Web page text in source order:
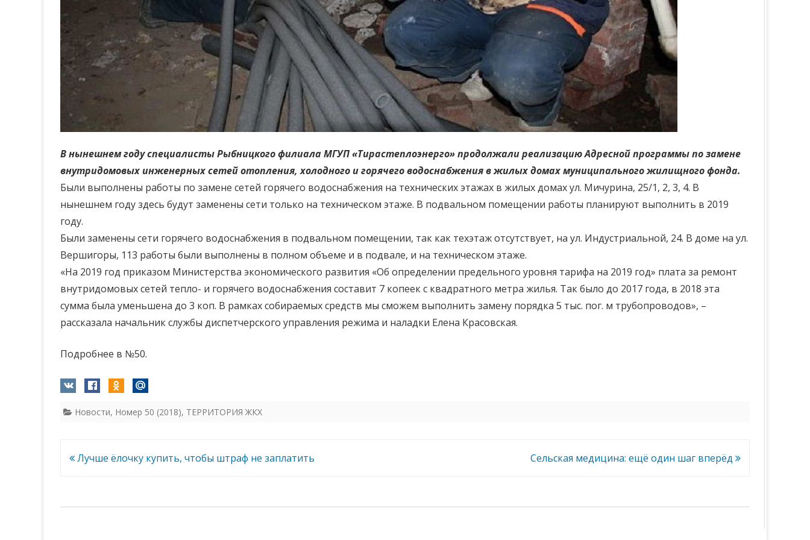
В нынешнем году специалисты Рыбницкого филиала МГУП «Тирастеплоэнерго» продолжали реализацию Адресной программы по замене
внутридомовых инженерных сетей отопления, холодного и горячего водоснабжения в жилых домах муниципального жилищного фонда.
Были выполнены работы по замене сетей горячего водоснабжения на технических этажах в жилых домах ул. Мичурина, 25/1, 2, 3, 4. В
нынешнем году здесь будут заменены сети только на техническом этаже. В подвальном помещении работы планируют выполнить в 2019
году.
Были заменены сети горячего водоснабжения в подвальном помещении, так как техэтаж отсутствует, на ул. Индустриальной, 24. В доме на ул.
Вершигоры, 113 работы были выполнены в полном объеме и в подвале, и на техническом этаже.
«На 2019 год приказом Министерства экономического развития «Об определении предельного уровня тарифа на 2019 год» плата за ремонт
внутридомовых сетей тепло- и горячего водоснабжения составит 7 копеек с квадратного метра жилья. Так было до 2017 года, в 2018 эта
сумма была уменьшена до 3 коп. В рамках собираемых средств мы сможем выполнить замену порядка 5 тыс. пог. м трубопроводов», –
рассказала начальник службы диспетчерского управления режима и наладки Елена Красовская.
Подробнее в №50.
Новости, Номер 50 (2018), ТЕРРИТОРИЯ ЖКХ
Навигация
Лучше ёлочку купить, чтобы штраф не заплатить Сельская медицина: ещё один шаг вперёд